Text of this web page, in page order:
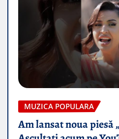
MUZICA POPULARA
Am lansat noua piesă